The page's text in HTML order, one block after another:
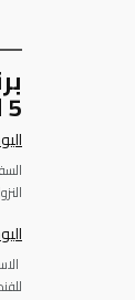
5 ليالى / 6 ايام
اليو
اليو